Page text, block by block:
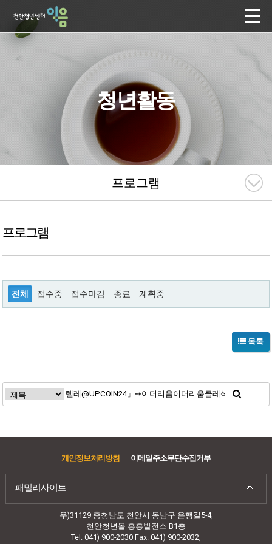
청년활동
프로그램
프로그램
전체 접수중 접수마감 종료 계획중
목록
개인정보처리방침 이메일주소무단수집거부
패밀리사이트
우)31129 충청남도 천안시 동남구 은행길5-4,
천안청년몰 흥흥발전소 B1층
Tel. 041) 900-2030 Fax. 041) 900-2032,